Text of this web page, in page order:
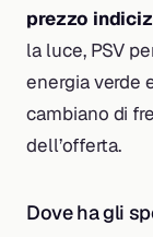
prezzo
la luce, PSV
energia verde
cambiano di
dell’offerta.
Dove ha gli